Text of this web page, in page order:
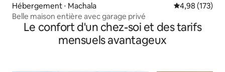
Hébergement ⋅ Machala Évaluation
4,98 (173)
Belle maison entière avec garage privé
Le confort d'un chez-soi et des tarifs
mensuels avantageux